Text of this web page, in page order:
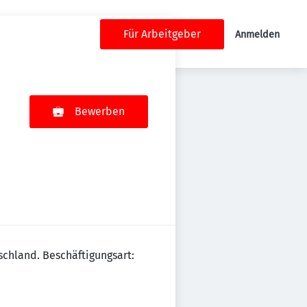
Für Arbeitgeber Anmelden
Bewerben
Beschäftigungsart: